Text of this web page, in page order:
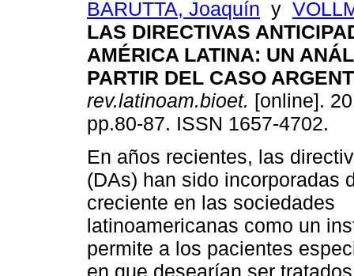
BARUTTA, Joaquín y
LAS DIRECTIVAS
AMÉRICA LATINA: UN
PARTIR DEL CASO
rev.latinoam.bioet. [online].
pp.80-87. ISSN 1657-4702.
En años recientes, las
(DAs) han sido incorporadas
creciente en las sociedades
latinoamericanas como un
permite a los pacientes
en que desearían ser